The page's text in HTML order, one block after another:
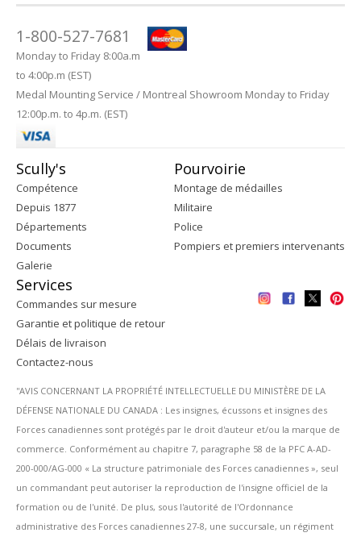
1-800-527-7681
Monday to Friday 8:00a.m
to 4:00p.m (EST)
Medal Mounting Service / Montreal Showroom Monday to Friday
12:00p.m. to 4p.m. (EST)
Scully's
Compétence
Depuis 1877
Départements
Documents
Galerie
Pourvoirie
Montage de médailles
Militaire
Police
Pompiers et premiers intervenants
Services
Commandes sur mesure
Garantie et politique de retour
Délais de livraison
Contactez-nous
''AVIS CONCERNANT LA PROPRIÉTÉ INTELLECTUELLE DU MINISTÈRE DE LA
DÉFENSE NATIONALE DU CANADA : Les insignes, écussons et insignes des
Forces canadiennes sont protégés par le droit d'auteur et/ou la marque de
commerce. Conformément au chapitre 7, paragraphe 58 de la PFC A-AD-
200-000/AG-000 « La structure patrimoniale des Forces canadiennes », seul
un commandant peut autoriser la reproduction de l'insigne officiel de la
formation ou de l'unité. De plus, sous l'autorité de l'Ordonnance
administrative des Forces canadiennes 27-8, une succursale, un régiment